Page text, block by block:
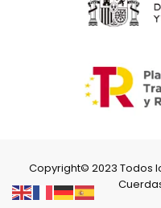
Copyright© 2023 Todos